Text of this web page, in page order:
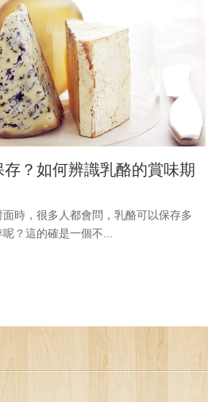
？如何辨識乳酪的賞味期
時，很多人都會問，乳酪可以保存多
？這的確是一個不...